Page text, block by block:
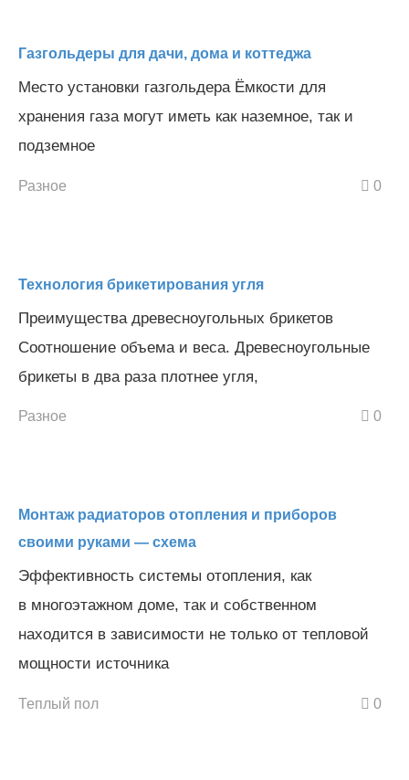
Газгольдеры для дачи, дома и коттеджа
Место установки газгольдера Ёмкости для
хранения газа могут иметь как наземное, так и
подземное
Разное 0
Технология брикетирования угля
Преимущества древесноугольных брикетов
Соотношение объема и веса. Древесноугольные
брикеты в два раза плотнее угля,
Разное 0
Монтаж радиаторов отопления и приборов
своими руками — схема
Эффективность системы отопления, как
в многоэтажном доме, так и собственном
находится в зависимости не только от тепловой
мощности источника
Теплый пол 0